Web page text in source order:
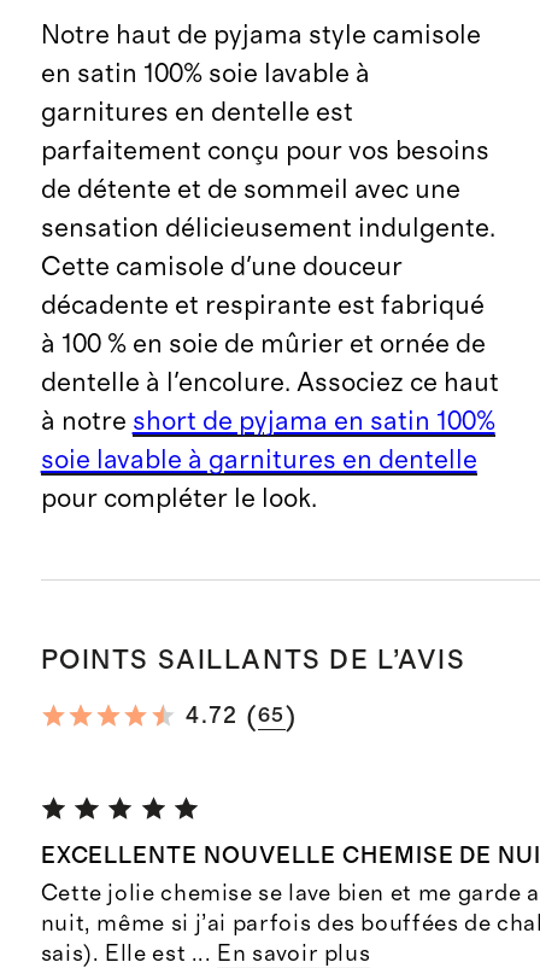
Notre haut de pyjama style camisole
en satin 100% soie lavable à
garnitures en dentelle est
parfaitement conçu pour vos besoins
de détente et de sommeil avec une
sensation délicieusement indulgente.
Cette camisole d'une douceur
décadente et respirante est fabriqué
à 100 % en soie de mûrier et ornée de
dentelle à l'encolure. Associez ce haut
à notre short de pyjama en satin 100%
soie lavable à garnitures en dentelle
pour compléter le look.
POINTS SAILLANTS DE L’AVIS
4.72 (65 )
EXCELLENTE NOUVELLE CHEMISE DE
Cette jolie chemise se lave bien et me garde
nuit, même si j’ai parfois des bouffées de
sais). Elle est ... En savoir plus